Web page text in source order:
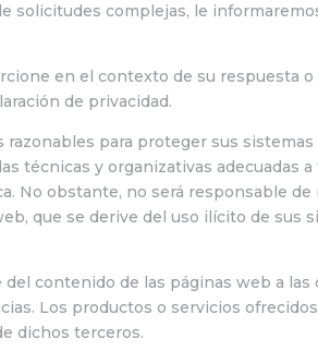
solicitudes complejas, le
en el contexto de su respuesta
de privacidad.
para proteger sus
técnicas y organizativas adecuadas
No obstante, no será responsable
que se derive del uso ilícito de sus
contenido de las páginas web a las
Los productos o servicios
dichos terceros.